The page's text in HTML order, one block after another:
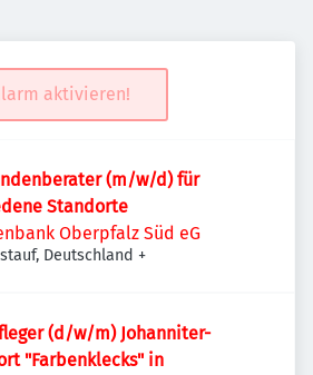
aktivieren!
(m/w/d) für
Standorte
Oberpfalz Süd eG
Deutschland +
(d/w/m) Johanniter-
"Farbenklecks" in